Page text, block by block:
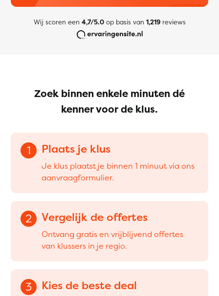
Wij scoren een 4,7/5.0op basis van 1,219reviews
Zoek binnen enkele minuten dé
kenner voor de klus.
1 Plaats je klus
Je klus plaatst je binnen 1 minuut via ons
aanvraagformulier.
2 Vergelijk de offertes
Ontvang gratis en vrijblijvend offertes
van klussers in je regio.
3 Kies de beste deal